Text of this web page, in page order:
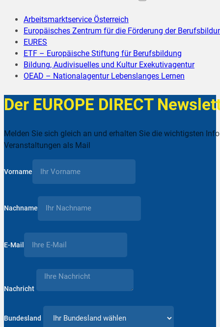
Arbeitsmarktservice Österreich
Europäisches Zentrum für die Förderung der
EURES
ETF – Europäische Stiftung für Berufsbildung
Bildung, Audivisuelles und Kultur Exekutivagentur
OEAD – Nationalagentur Lebenslanges Lernen
Der EUROPE DIRECT
Melden Sie sich gleich an und erhalten Sie die wichtigsten
Veranstaltungen als Mail
Vorname
Nachname
E-Mail
Nachricht
Bundesland